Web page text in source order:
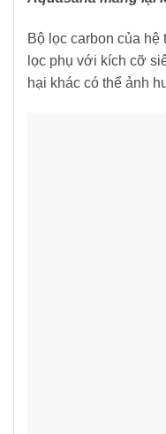
Bộ lọc carbon của
lọc phụ với kích cỡ
hại khác có thể ảnh